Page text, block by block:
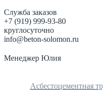
Служба заказов
+7 (919) 999-93-80
круглосуточно
info@beton-solomon.ru
Менеджер Юлия
Асбестоцементная